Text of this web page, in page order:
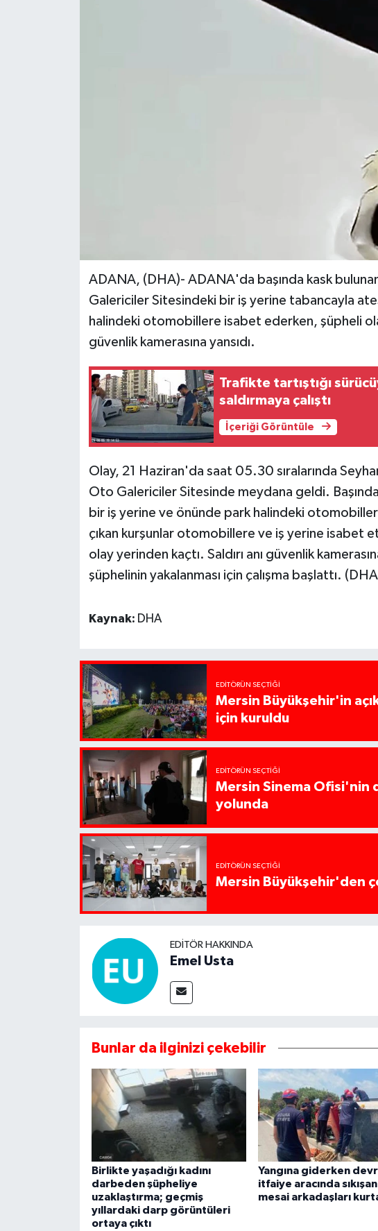
ADANA, (DHA)- ADANA'da başında kask
Galericiler Sitesindeki bir iş yerine tabancayla
halindeki otomobillere isabet ederken, şüpheli
güvenlik kamerasına yansıdı.
Trafikte tartıştığı
saldırmaya çalıştı
İçeriği Görüntüle
Olay, 21 Haziran'da saat 05.30 sıralarında
Oto Galericiler Sitesinde meydana geldi.
bir iş yerine ve önünde park halindeki
çıkan kurşunlar otomobillere ve iş yerine isabet
olay yerinden kaçtı. Saldırı anı güvenlik
şüphelinin yakalanması için çalışma başlattı.
Kaynak: DHA
EDITÖRÜN SEÇTIĞI
Mersin Büyükşehir'in
için kuruldu
EDITÖRÜN SEÇTIĞI
Mersin Sinema Ofisi'nin
yolunda
EDITÖRÜN SEÇTIĞI
Mersin Büyükşehir'den
EDITÖR HAKKINDA
Emel Usta
Bunlar da ilginizi çekebilir
Birlikte yaşadığı kadını
darbeden şüpheliye
uzaklaştırma; geçmiş
yıllardaki darp görüntüleri
ortaya çıktı
Yangına giderken
itfaiye aracında
mesai arkadaşları